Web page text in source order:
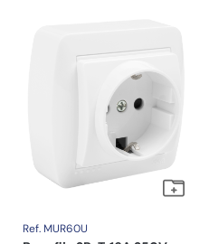
Ref. MUR60U